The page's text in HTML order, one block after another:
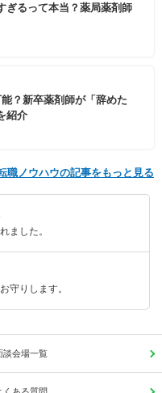
ぎるって本当？薬局薬剤師
？新卒薬剤師が「辞めた
紹介
職ノウハウの記事をもっと見る
ました。
守りします。
談会場一覧